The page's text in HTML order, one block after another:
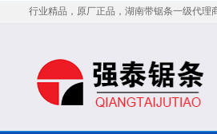
行业精品，原厂正品，湖南带锯条一级代理商